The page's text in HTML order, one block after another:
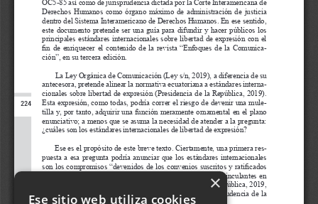
×
Ese sitio web utiliza cookies